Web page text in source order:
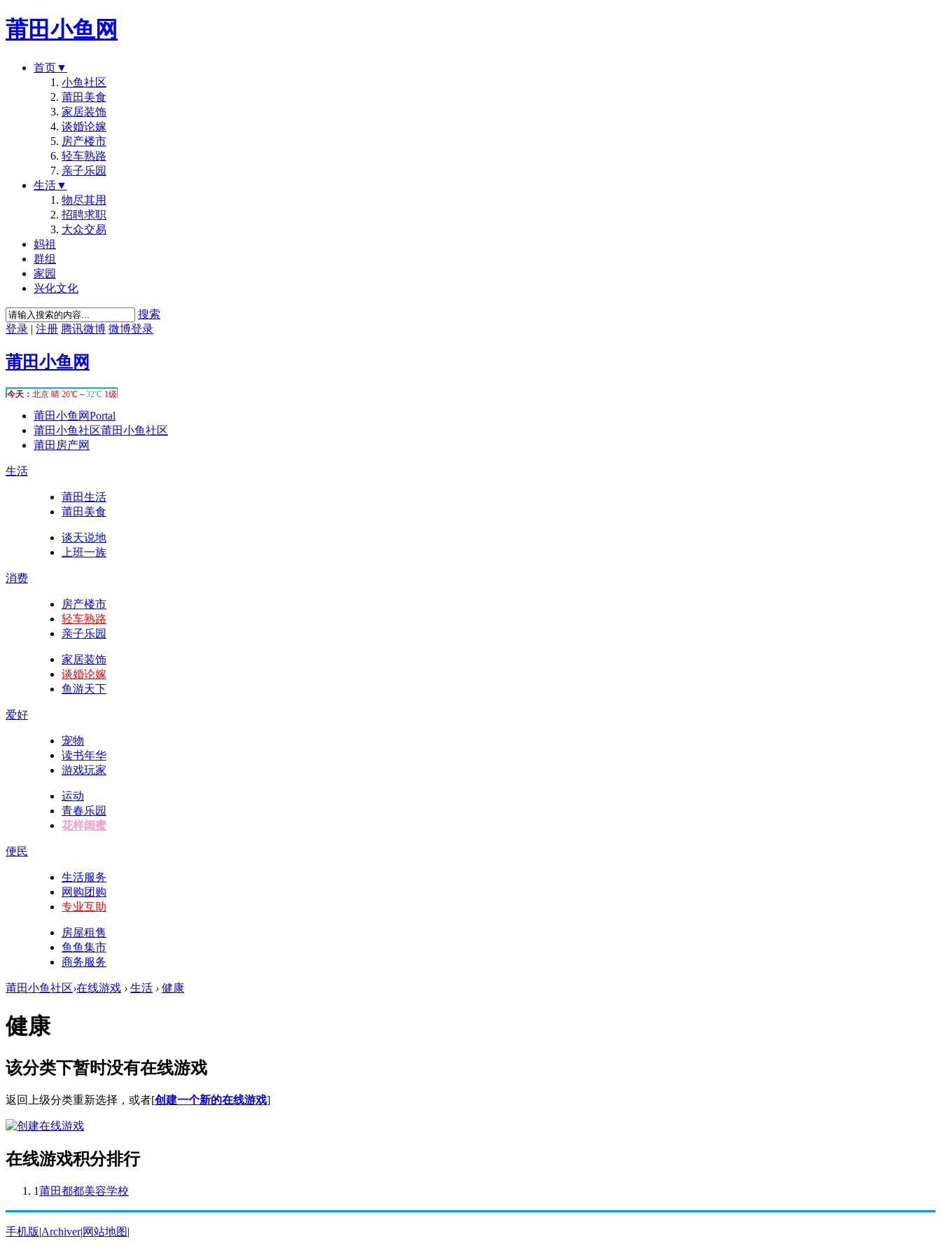
莆田小鱼网
首页▼
小鱼社区
莆田美食
家居装饰
谈婚论嫁
房产楼市
轻车熟路
亲子乐园
生活▼
物尽其用
招聘求职
大众交易
妈祖
群组
家园
兴化文化
搜索
登录 | 注册 腾讯微博 微博登录
莆田小鱼网
莆田小鱼网Portal
莆田小鱼社区莆田小鱼社区
莆田房产网
生活
莆田生活
莆田美食
谈天说地
上班一族
消费
房产楼市
轻车熟路
亲子乐园
家居装饰
谈婚论嫁
鱼游天下
爱好
宠物
读书年华
游戏玩家
运动
青春乐园
花样闺蜜
便民
生活服务
网购团购
专业互助
房屋租售
鱼鱼集市
商务服务
莆田小鱼社区›在线游戏 › 生活 › 健康
健康
该分类下暂时没有在线游戏
返回上级分类重新选择，或者[创建一个新的在线游戏]
在线游戏积分排行
1莆田都都美容学校
手机版|Archiver|网站地图|